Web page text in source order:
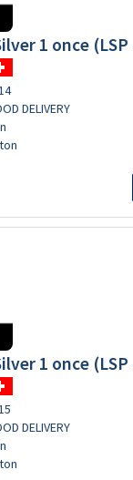
1 once
DELIVERY
1 once
DELIVERY